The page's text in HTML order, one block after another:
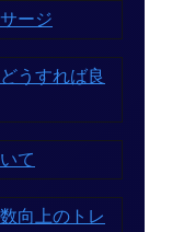
ージ
うすれば良
て
向上のトレ